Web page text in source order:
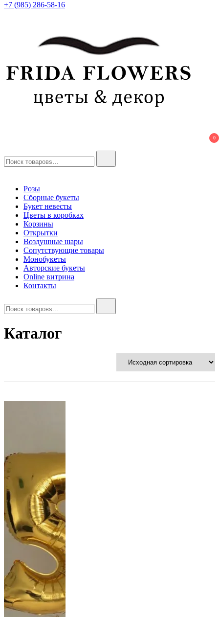
+7 (985) 286-58-16
0
Розы
Сборные букеты
Букет невесты
Цветы в коробках
Корзины
Открытки
Воздушные шары
Сопутствующие товары
Монобукеты
Авторские букеты
Online витрина
Контакты
Каталог